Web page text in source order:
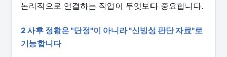
논리적으로 연결하는 작업이 무엇보다 중요합니다.
2 사후 정황은 "단정"이 아니라 "신빙성 판단 자료"로
기능합니다